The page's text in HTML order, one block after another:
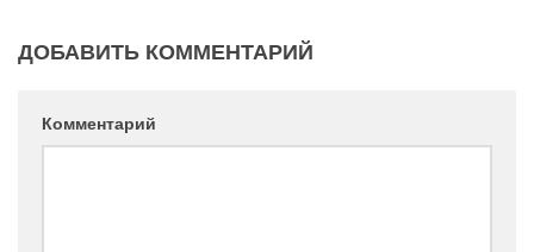
ДОБАВИТЬ КОММЕНТАРИЙ
Комментарий